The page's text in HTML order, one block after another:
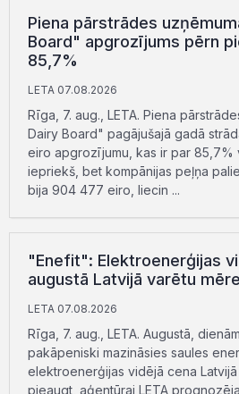
Piena pārstrādes
Board" apgrozījums pērn
85,7%
LETA 07.08.2026
Rīga, 7. aug., LETA. Piena
Dairy Board" pagājušajā gadā
eiro apgrozījumu, kas ir par 85,7%
iepriekš, bet kompānijas peļņa
bija 904 477 eiro, liecin ...
"Enefit": Elektroenerģijas
augustā Latvijā varētu
LETA 07.08.2026
Rīga, 7. aug., LETA. Augustā,
pakāpeniski mazināsies saules
elektroenerģijas vidējā cena
pieaugt, aģentūrai LETA